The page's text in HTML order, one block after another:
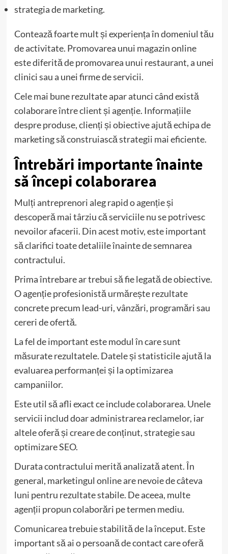
strategia de marketing.
Contează foarte mult și experiența în domeniul tău
de activitate. Promovarea unui magazin online
este diferită de promovarea unui restaurant, a unei
clinici sau a unei firme de servicii.
Cele mai bune rezultate apar atunci când există
colaborare între client și agenție. Informațiile
despre produse, clienți și obiective ajută echipa de
marketing să construiască strategii mai eficiente.
Întrebări importante înainte
să începi colaborarea
Mulți antreprenori aleg rapid o agenție și
descoperă mai târziu că serviciile nu se potrivesc
nevoilor afacerii. Din acest motiv, este important
să clarifici toate detaliile înainte de semnarea
contractului.
Prima întrebare ar trebui să fie legată de obiective.
O agenție profesionistă urmărește rezultate
concrete precum lead-uri, vânzări, programări sau
cereri de ofertă.
La fel de important este modul în care sunt
măsurate rezultatele. Datele și statisticile ajută la
evaluarea performanței și la optimizarea
campaniilor.
Este util să afli exact ce include colaborarea. Unele
servicii includ doar administrarea reclamelor, iar
altele oferă și creare de conținut, strategie sau
optimizare SEO.
Durata contractului merită analizată atent. În
general, marketingul online are nevoie de câteva
luni pentru rezultate stabile. De aceea, multe
agenții propun colaborări pe termen mediu.
Comunicarea trebuie stabilită de la început. Este
important să ai o persoană de contact care oferă